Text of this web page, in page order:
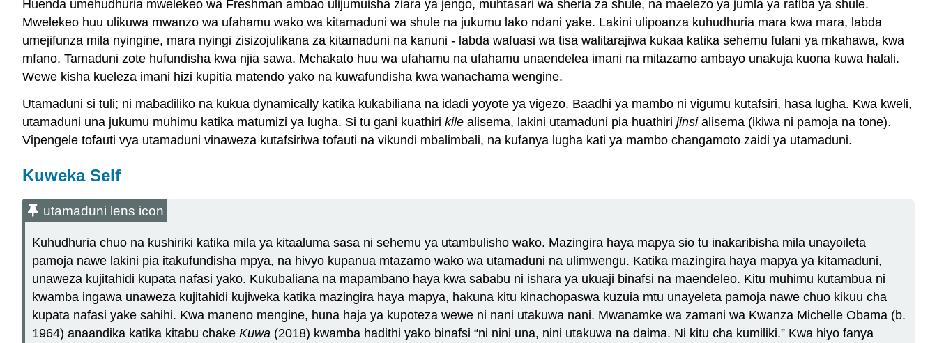
Huenda umehudhuria mwelekeo wa Freshman ambao ulijumuisha ziara ya jengo, muhtasari wa sheria za shule, na maelezo ya jumla ya ratiba ya shule.
Mwelekeo huu ulikuwa mwanzo wa ufahamu wako wa kitamaduni wa shule na jukumu lako ndani yake. Lakini ulipoanza kuhudhuria mara kwa mara, labda
umejifunza mila nyingine, mara nyingi zisizojulikana za kitamaduni na kanuni - labda wafuasi wa tisa walitarajiwa kukaa katika sehemu fulani ya mkahawa, kwa
mfano. Tamaduni zote hufundisha kwa njia sawa. Mchakato huu wa ufahamu na ufahamu unaendelea imani na mitazamo ambayo unakuja kuona kuwa halali.
Wewe kisha kueleza imani hizi kupitia matendo yako na kuwafundisha kwa wanachama wengine.
Utamaduni si tuli; ni mabadiliko na kukua dynamically katika kukabiliana na idadi yoyote ya vigezo. Baadhi ya mambo ni vigumu kutafsiri, hasa lugha. Kwa kweli,
utamaduni una jukumu muhimu katika matumizi ya lugha. Si tu gani kuathiri kile alisema, lakini utamaduni pia huathiri jinsialisema (ikiwa ni pamoja na tone).
Vipengele tofauti vya utamaduni vinaweza kutafsiriwa tofauti na vikundi mbalimbali, na kufanya lugha kati ya mambo changamoto zaidi ya utamaduni.
Kuweka Self
utamaduni lens icon
Kuhudhuria chuo na kushiriki katika mila ya kitaaluma sasa ni sehemu ya utambulisho wako. Mazingira haya mapya sio tu inakaribisha mila unayoileta
pamoja nawe lakini pia itakufundisha mpya, na hivyo kupanua mtazamo wako wa utamaduni na ulimwengu. Katika mazingira haya mapya ya kitamaduni,
unaweza kujitahidi kupata nafasi yako. Kukubaliana na mapambano haya kwa sababu ni ishara ya ukuaji binafsi na maendeleo. Kitu muhimu kutambua ni
kwamba ingawa unaweza kujitahidi kujiweka katika mazingira haya mapya, hakuna kitu kinachopaswa kuzuia mtu unayeleta pamoja nawe chuo kikuu cha
kupata nafasi yake sahihi. Kwa maneno mengine, huna haja ya kupoteza wewe ni nani utakuwa nani. Mwanamke wa zamani wa Kwanza Michelle Obama (b.
1964) anaandika katika kitabu chake Kuwa (2018) kwamba hadithi yako binafsi “ni nini una, nini utakuwa na daima. Ni kitu cha kumiliki.” Kwa hiyo fanya